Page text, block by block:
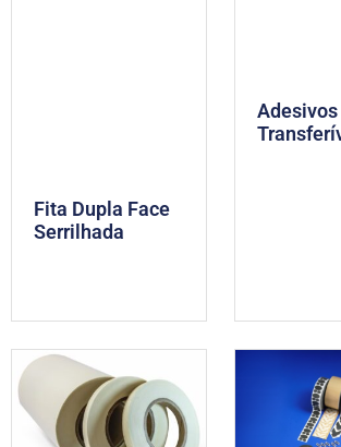
Fita Dupla Face
Serrilhada
Adesivos